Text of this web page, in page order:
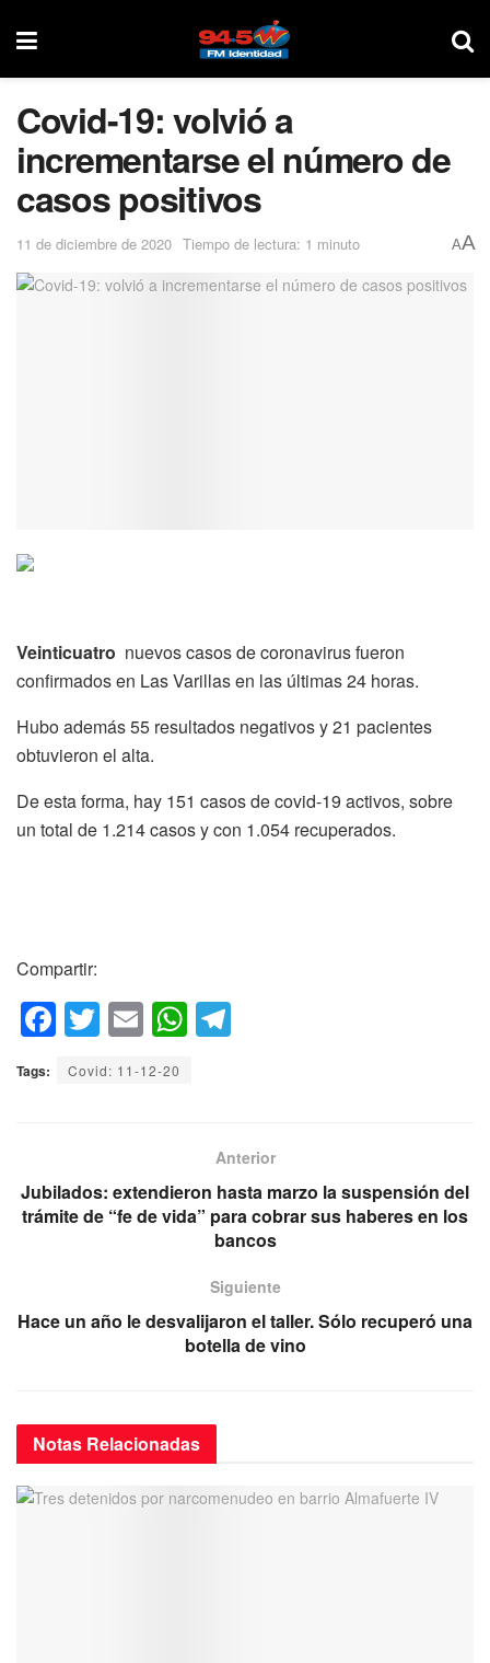
Covid-19: volvió a
incrementarse el número de
casos positivos
11 de diciembre de 2020 Tiempo de lectura: 1 minuto AA
Veinticuatro nuevos casos de coronavirus fueron
confirmados en Las Varillas en las últimas 24 horas.
Hubo además 55 resultados negativos y 21 pacientes
obtuvieron el alta.
De esta forma, hay 151 casos de covid-19 activos, sobre
un total de 1.214 casos y con 1.054 recuperados.
Compartir:
F
a
c
o
o
T
wi
tt
E
m
ail
W
h
p
p
a
m
Tags: Covid: 11-12-20
Anterior
Jubilados: extendieron hasta marzo la suspensión del
trámite de “fe de vida” para cobrar sus haberes en los
bancos
Siguiente
Hace un año le desvalijaron el taller. Sólo recuperó una
botella de vino
Notas Relacionadas